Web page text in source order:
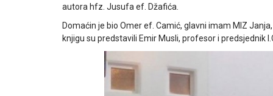
autora hfz. Jusufa ef. Džafića.
Domaćin je bio Omer ef. Camić, glavni imam MIZ
knjigu su predstavili Emir Musli, profesor i predsjednik